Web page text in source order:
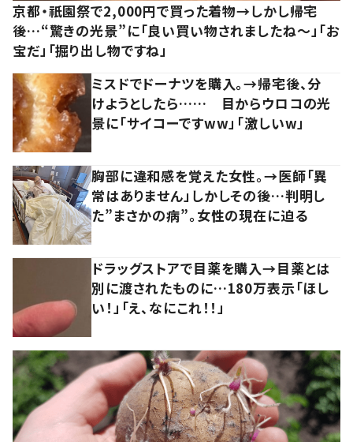
京都・祇園祭で2,000円で買った着物→しかし帰宅
後…“驚きの光景”に「良い買い物されましたね～」「お
宝だ」「掘り出し物ですね」
ミスドでドーナツを購入。→帰宅後、分
けようとしたら…… 目からウロコの光
景に「サイコーですww」「激しいw」
胸部に違和感を覚えた女性。→医師「異
常はありません」しかしその後…判明し
た”まさかの病”。女性の現在に迫る
ドラッグストアで目薬を購入→目薬とは
別に渡されたものに…180万表示「ほし
い！」「え、なにこれ！！」